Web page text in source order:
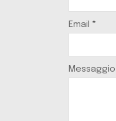
Email *
Messaggio